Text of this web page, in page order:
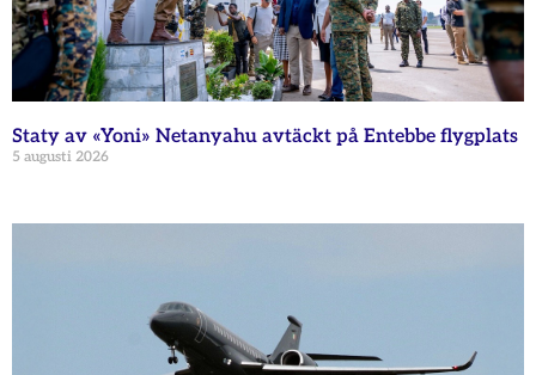
Staty av «Yoni» Netanyahu avtäckt på Entebbe flygplats
5 augusti 2026